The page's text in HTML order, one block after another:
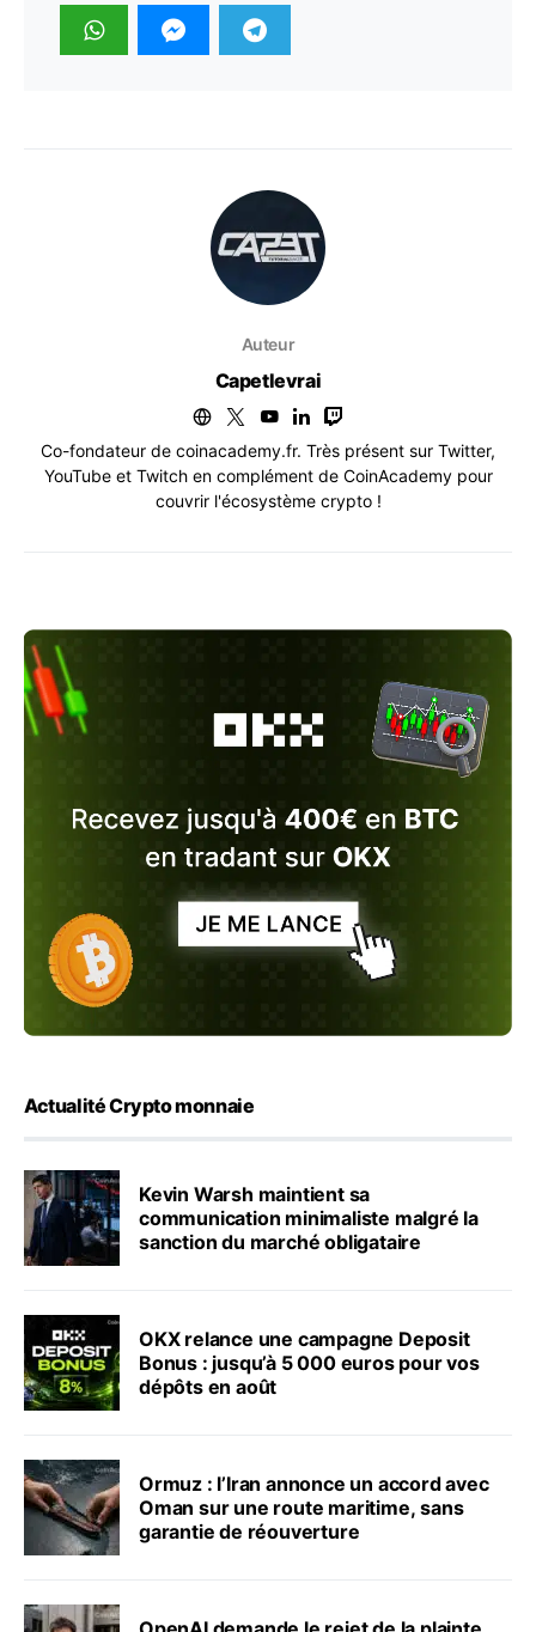
Auteur
Capetlevrai
Co-fondateur de coinacademy.fr. Très présent sur Twitter,
YouTube et Twitch en complément de CoinAcademy pour
couvrir l'écosystème crypto !
Actualité Crypto monnaie
Kevin Warsh maintient sa
communication minimaliste malgré la
sanction du marché obligataire
OKX relance une campagne Deposit
Bonus : jusqu’à 5 000 euros pour vos
dépôts en août
Ormuz : l’Iran annonce un accord avec
Oman sur une route maritime, sans
garantie de réouverture